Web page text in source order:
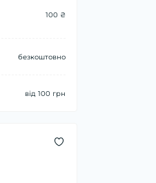
100 ₴
безкоштовно
від 100 грн